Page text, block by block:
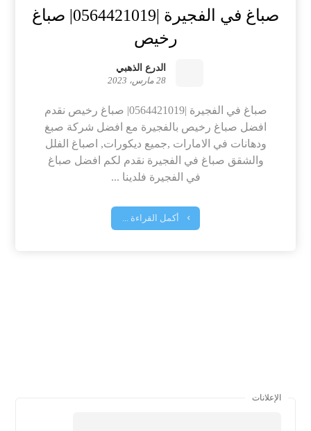
صباغ في الفجيرة |0564421019| صباغ
رخيص
الدرع الذهبي
28 مارس، 2023
صباغ في الفجيرة |0564421019| صباغ رخيص نقدم
افضل صباغ رخيص بالفجيرة مع افضل شركة صبغ
ودهانات في الامارات ,جميع ديكورات, اصباغ الفلل
والشقق صباغ في الفجيرة نقدم لكم افضل صباغ
في الفجيرة فلدينا ...
أكمل القراءة ...
الإعلانات